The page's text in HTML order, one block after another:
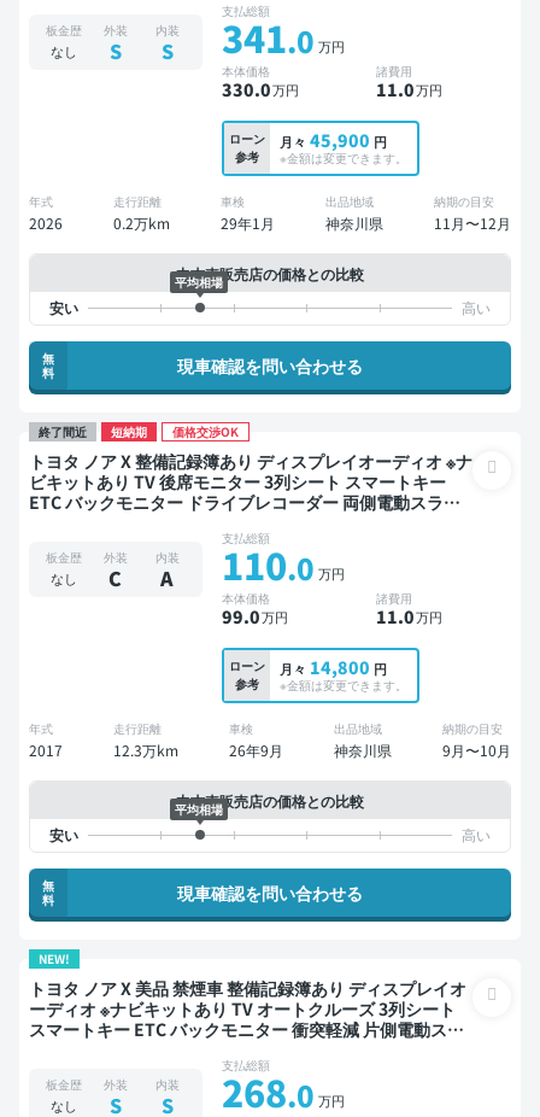
板金歴
なし
外装
S
内装
S
支払総額
341.0 万円
本体価格
330.0万円
諸費用
11.0万円
ローン
参考
月々 45,900 円
※金額は変更できます。
年式
2026
走行距離
0.2万km
車検
29年1月
出品地域
神奈川県
納期の目安
11月〜12月
中古車販売店の価格との比較
平均相場
無
料
現車確認を問い合わせる
終了間近 短納期 価格交渉OK
トヨタ ノア X 整備記録簿あり ディスプレイオーディオ ※ナ
ビキットあり TV 後席モニター 3列シート スマートキー
ETC バックモニター ドライブレコーダー 両側電動スライ
板金歴
なし
外装
C
内装
A
支払総額
110.0 万円
本体価格
99.0万円
諸費用
11.0万円
ローン
参考
月々 14,800 円
※金額は変更できます。
年式
2017
走行距離
12.3万km
車検
26年9月
出品地域
神奈川県
納期の目安
9月〜10月
中古車販売店の価格との比較
平均相場
無
料
現車確認を問い合わせる
NEW!
トヨタ ノア X 美品 禁煙車 整備記録簿あり ディスプレイオ
ーディオ ※ナビキットあり TV オートクルーズ 3列シート
スマートキー ETC バックモニター 衝突軽減 片側電動スラ
板金歴
なし
外装
S
内装
S
支払総額
268.0 万円